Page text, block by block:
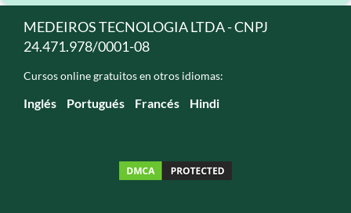
MEDEIROS TECNOLOGIA LTDA - CNPJ
24.471.978/0001-08
Cursos online gratuitos en otros idiomas:
Inglés Portugués Francés Hindi